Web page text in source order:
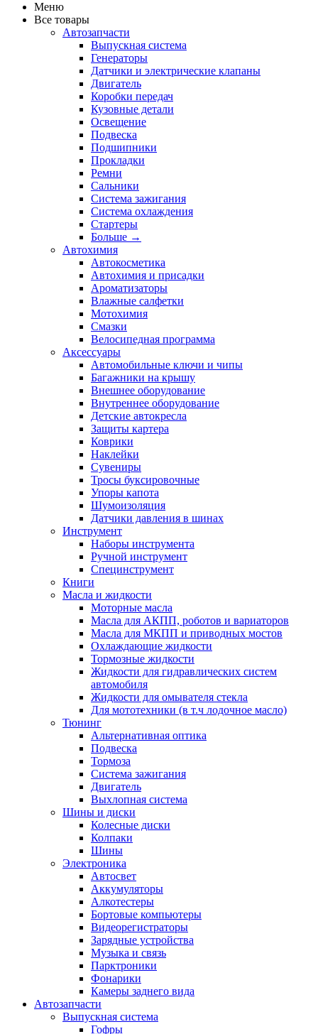
Меню
Все товары
Автозапчасти
Выпускная система
Генераторы
Датчики и электрические клапаны
Двигатель
Коробки передач
Кузовные детали
Освещение
Подвеска
Подшипники
Прокладки
Ремни
Сальники
Система зажигания
Система охлаждения
Стартеры
Больше →
Автохимия
Автокосметика
Автохимия и присадки
Ароматизаторы
Влажные салфетки
Мотохимия
Смазки
Велосипедная программа
Аксессуары
Автомобильные ключи и чипы
Багажники на крышу
Внешнее оборудование
Внутреннее оборудование
Детские автокресла
Защиты картера
Коврики
Наклейки
Сувениры
Тросы буксировочные
Упоры капота
Шумоизоляция
Датчики давления в шинах
Инструмент
Наборы инструмента
Ручной инструмент
Специнструмент
Книги
Масла и жидкости
Моторные масла
Масла для АКПП, роботов и вариаторов
Масла для МКПП и приводных мостов
Охлаждающие жидкости
Тормозные жидкости
Жидкости для гидравлических систем
автомобиля
Жидкости для омывателя стекла
Для мототехники (в т.ч лодочное масло)
Тюнинг
Альтернативная оптика
Подвеска
Тормоза
Система зажигания
Двигатель
Выхлопная система
Шины и диски
Колесные диски
Колпаки
Шины
Электроника
Автосвет
Аккумуляторы
Алкотестеры
Бортовые компьютеры
Видеорегистраторы
Зарядные устройства
Музыка и связь
Парктроники
Фонарики
Камеры заднего вида
Автозапчасти
Выпускная система
Гофры